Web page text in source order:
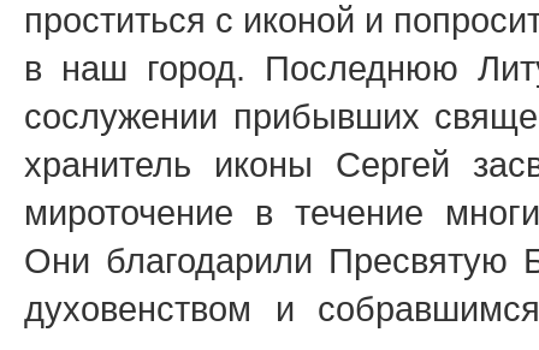
проститься с иконой и
в наш город. Последнюю
сослужении прибывших
хранитель иконы Сергей
мироточение в течение
Они благодарили Пресвятую
духовенством и